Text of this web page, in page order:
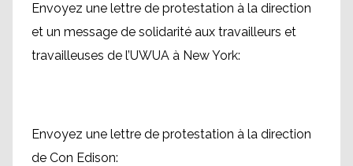
Envoyez une lettre de protestation à la direction
et un message de solidarité aux travailleurs et
travailleuses de l’UWUA à New York:
Envoyez une lettre de protestation à la direction
de Con Edison: